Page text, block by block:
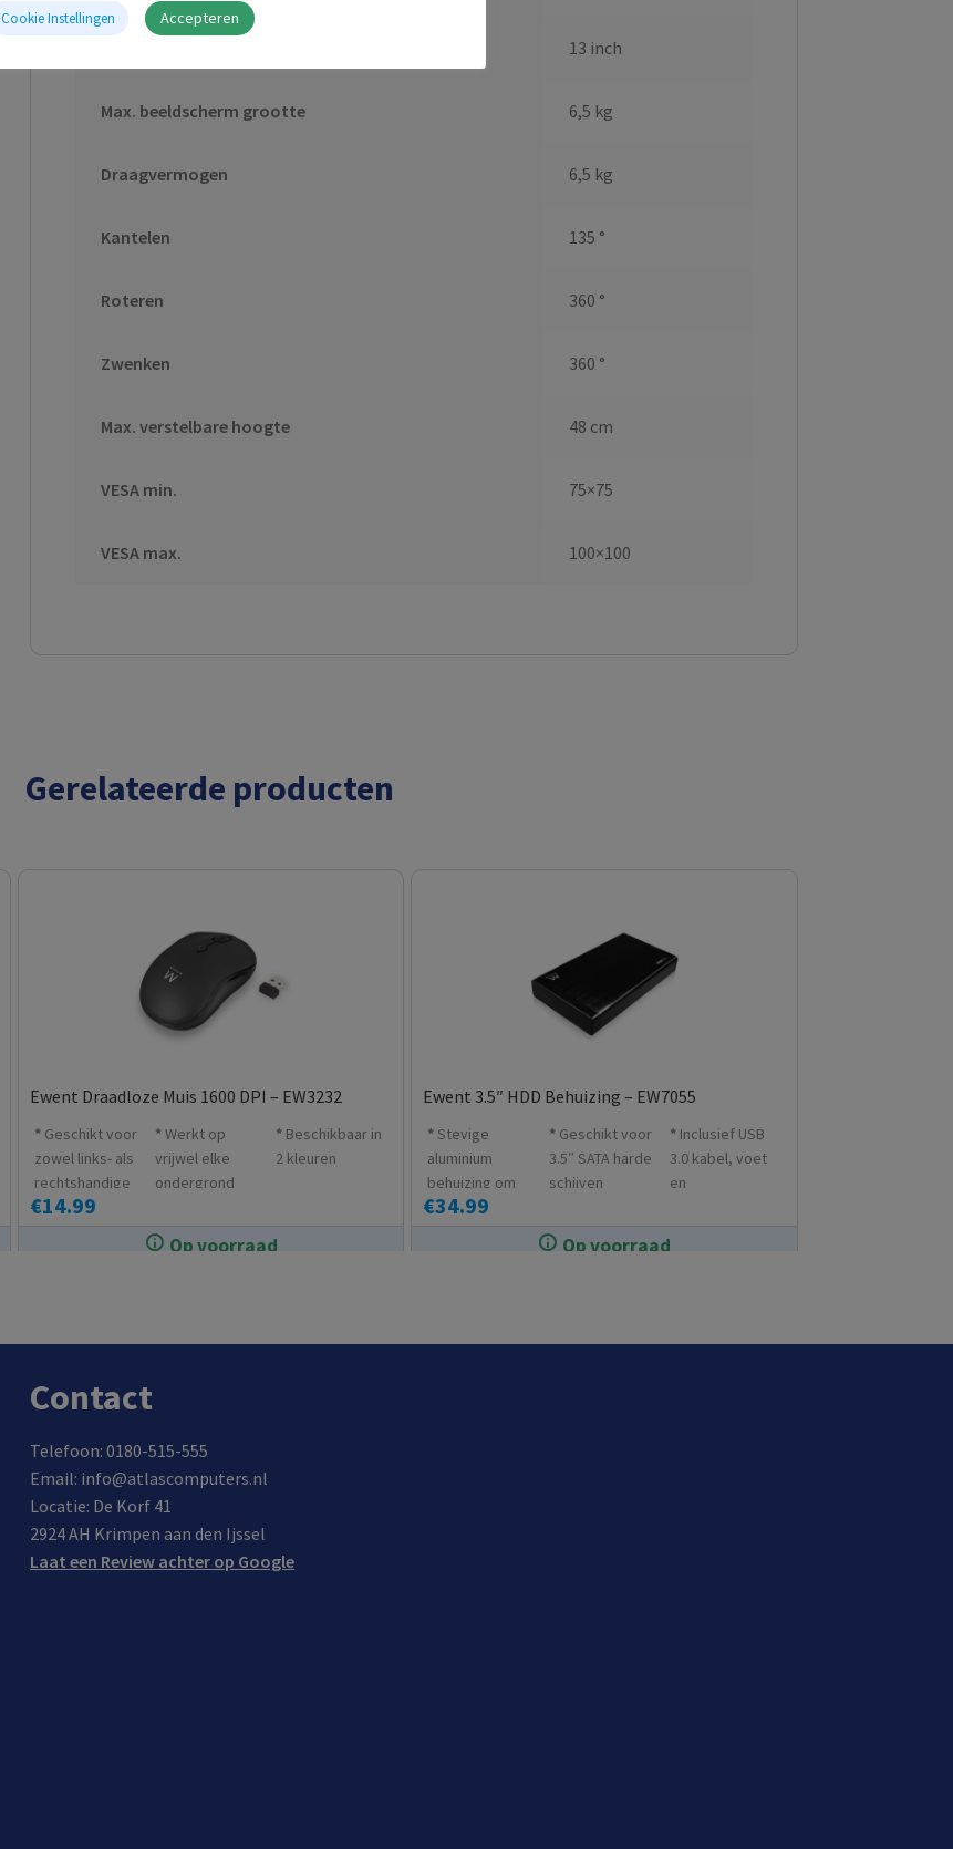
13 inch
Max. beeldscherm grootte 6,5 kg
Draagvermogen 6,5 kg
Kantelen 135 °
Roteren 360 °
Zwenken 360 °
Max. verstelbare hoogte 48 cm
VESA min. 75×75
VESA max. 100×100
Gerelateerde producten
Op voorraad
Ewent Draadloze Muis 1600 DPI – EW3232
€14.99
Geschikt voor
zowel links- als
rechtshandige
gebruikers
Werkt op
vrijwel elke
ondergrond
graniet
enzovoort
Beschikbaar in
2 kleuren
Op voorraad
Ewent 3.5″ HDD Behuizing – EW7055
€34.99
Stevige
aluminium
behuizing om
harde schijf te
Geschikt voor
3.5″ SATA harde
schijven
Inclusief USB
3.0 kabel, voet
en
Contact
Telefoon: 0180-515-555
Email: info@atlascomputers.nl
Locatie: De Korf 41
2924 AH Krimpen aan den Ijssel
Laat een Review achter op Google
Cookie Instellingen Accepteren